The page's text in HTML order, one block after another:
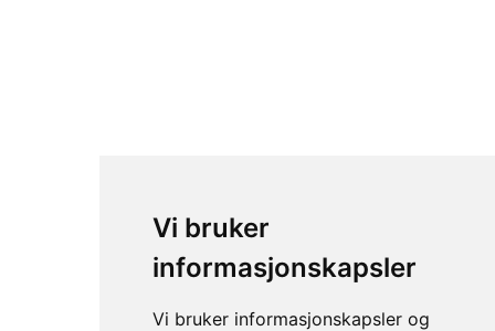
Vi bruker
informasjonskapsler
Vi bruker informasjonskapsler og